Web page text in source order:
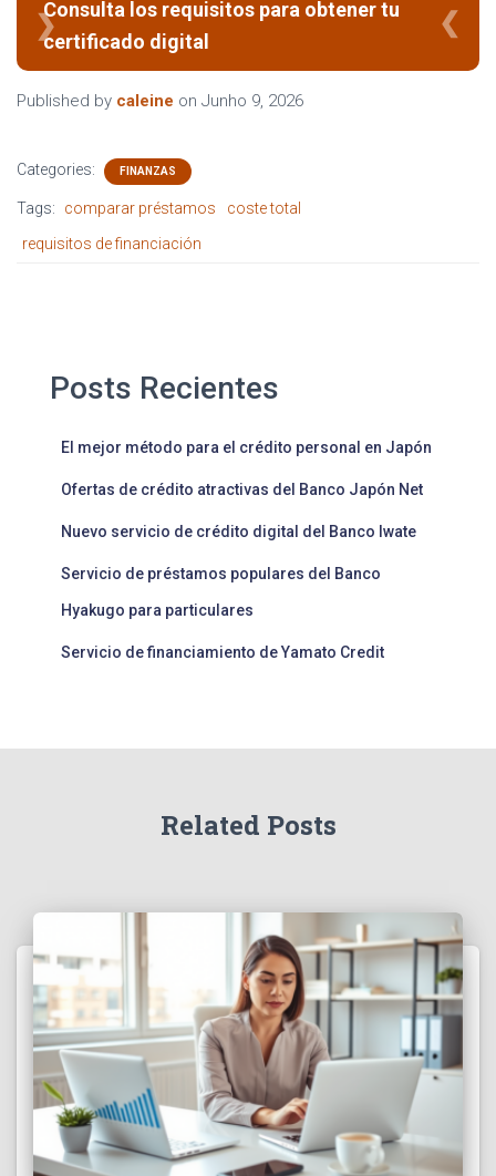
Consulta los requisitos para obtener tu
certificado digital
Published by caleine on Junho 9, 2026
Categories: FINANZAS
Tags: comparar préstamos
coste total
requisitos de financiación
Posts Recientes
El mejor método para el crédito personal en Japón
Ofertas de crédito atractivas del Banco Japón Net
Nuevo servicio de crédito digital del Banco Iwate
Servicio de préstamos populares del Banco
Hyakugo para particulares
Servicio de financiamiento de Yamato Credit
Related Posts